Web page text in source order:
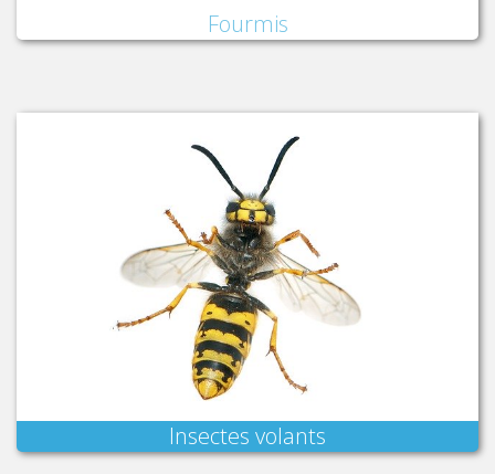
Fourmis
Insectes volants